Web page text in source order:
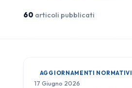
60 articoli pubblicati
AGGIORNAMENTI NORMATIVI
17 Giugno 2026